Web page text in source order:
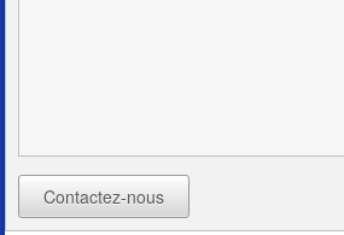
Contactez-nous